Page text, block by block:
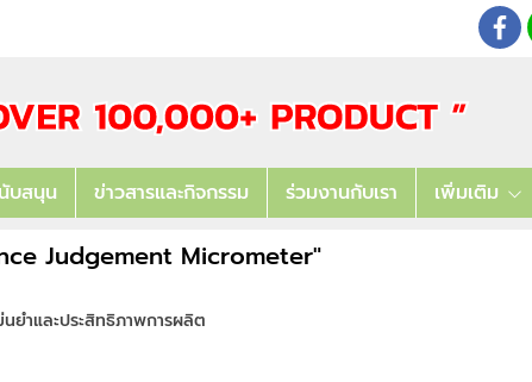
บสนุน ข่าวสารและกิจกรรม ร่วมงานกับเรา เพิ่มเติม
Judgement Micrometer"
ยำและประสิทธิภาพการผลิต